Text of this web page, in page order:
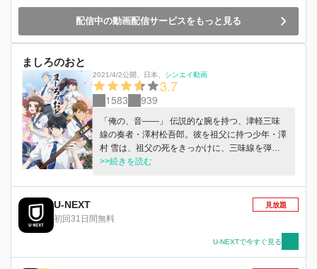
配信中の動画配信サービスをもっと見る
ましろのおと
2021/4/2公開 日本 シンエイ動画
3.7
1583 939
「俺の、音――」 伝説的な腕を持つ、津軽三味
線の奏者・澤村松吾郎。彼を祖父に持つ少年・澤
村 雪は、祖父の死をきっかけに、三味線を弾け
なくなった……。 ”好きな音”を失い、アテもなく
ナ」に助けられた雪は、ライブの前座として津軽
三味線の演奏を披露することになる。 雪は、
様々な出会いを、想いを三味線の音色にのせて弾
>>続きを読む
U-NEXT
初回31日間無料
見放題
U-NEXTで今すぐ見る